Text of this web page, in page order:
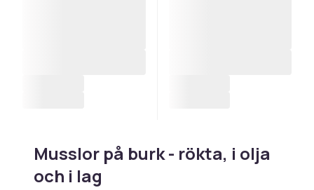
Musslor på burk - rökta, i olja
och i lag